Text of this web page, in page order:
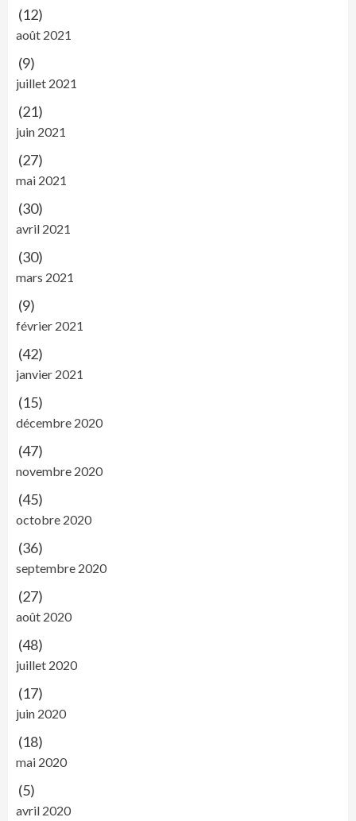
(12)
août 2021
(9)
juillet 2021
(21)
juin 2021
(27)
mai 2021
(30)
avril 2021
(30)
mars 2021
(9)
février 2021
(42)
janvier 2021
(15)
décembre 2020
(47)
novembre 2020
(45)
octobre 2020
(36)
septembre 2020
(27)
août 2020
(48)
juillet 2020
(17)
juin 2020
(18)
mai 2020
(5)
avril 2020